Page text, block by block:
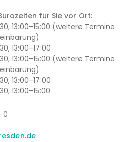
für Sie vor Ort:
13:00–15:00 (weitere Termine
13:00–17:00
13:00–15:00 (weitere Termine
13:00–17:00
13:00–15:00
0